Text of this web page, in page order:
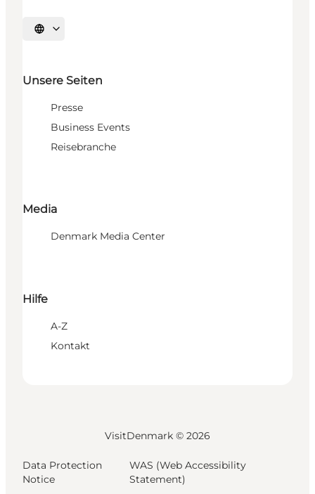
Sprache auswählen
Unsere Seiten
Presse
Business Events
Reisebranche
Media
Denmark Media Center
Hilfe
A-Z
Kontakt
VisitDenmark © 2026
Data Protection
Notice
WAS (Web Accessibility
Statement)